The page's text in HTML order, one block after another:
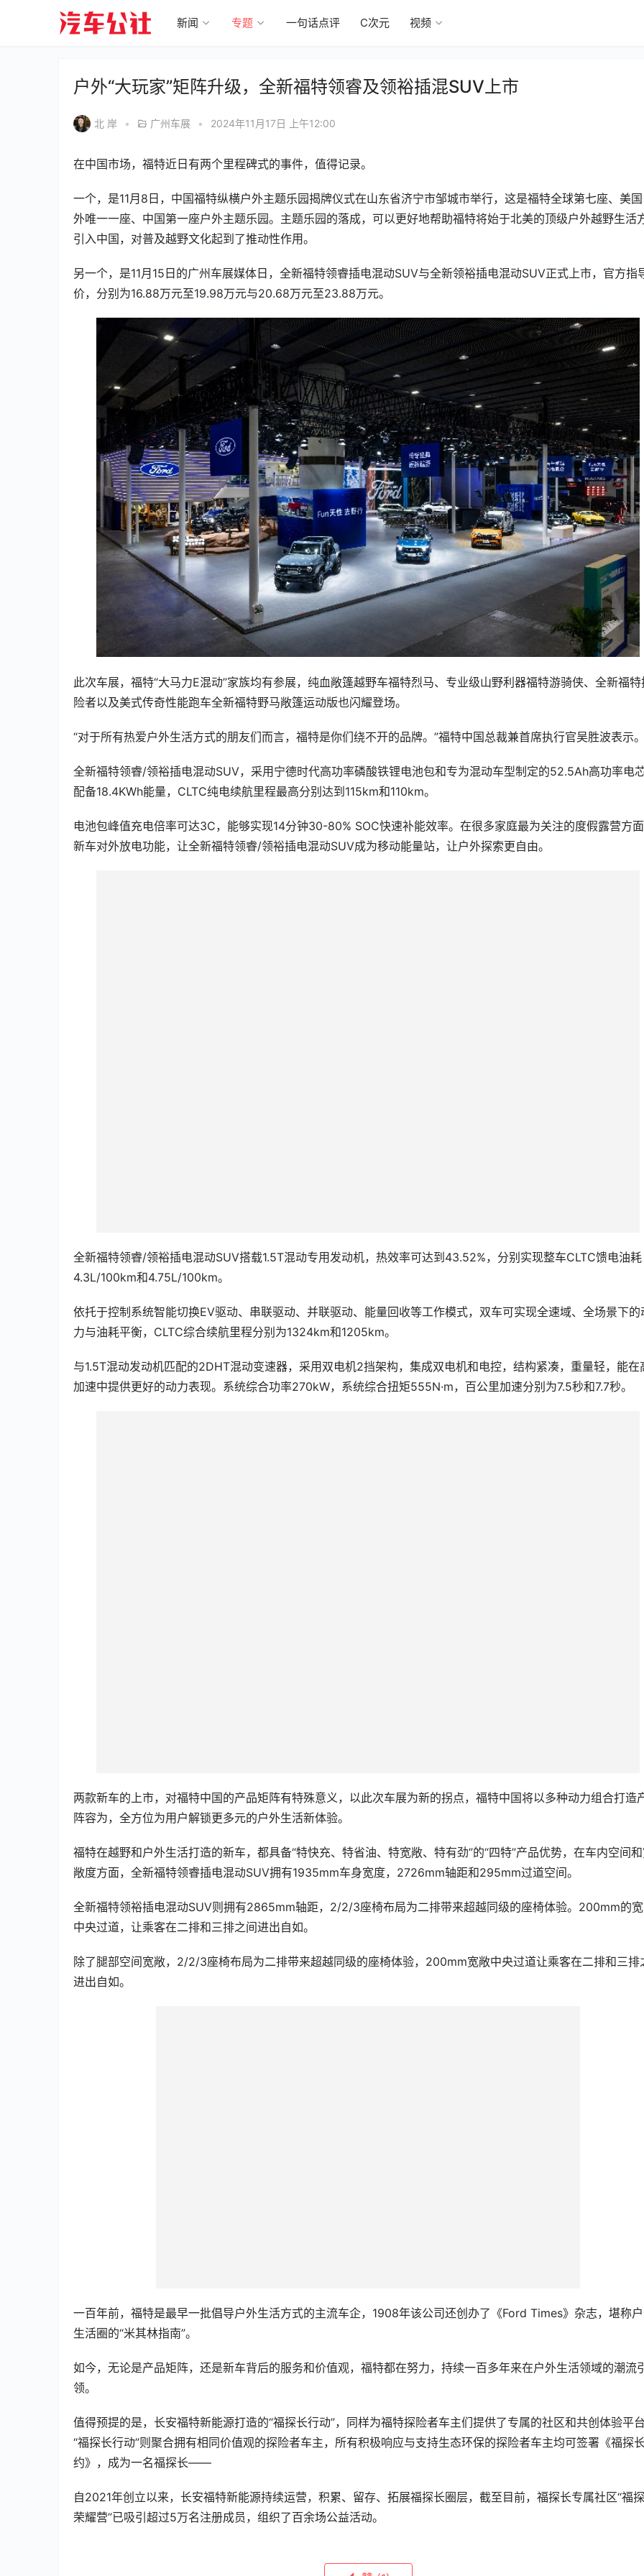
新闻 专题 一句话点评 C次元 视频
户外“大玩家”矩阵升级，全新福特领睿及领裕插混SUV上市
北 岸 • 广州车展 • 2024年11月17日 上午12:00
在中国市场，福特近日有两个里程碑式的事件，值得记录。
一个，是11月8日，中国福特纵横户外主题乐园揭牌仪式在山东省济宁市邹城市举行，这是福特全球第七座、美
外唯一一座、中国第一座户外主题乐园。主题乐园的落成，可以更好地帮助福特将始于北美的顶级户外越野生活
引入中国，对普及越野文化起到了推动性作用。
另一个，是11月15日的广州车展媒体日，全新福特领睿插电混动SUV与全新领裕插电混动SUV正式上市，官方指
价，分别为16.88万元至19.98万元与20.68万元至23.88万元。
此次车展，福特“大马力E混动”家族均有参展，纯血敞篷越野车福特烈马、专业级山野利器福特游骑侠、全新福特
险者以及美式传奇性能跑车全新福特野马敞篷运动版也闪耀登场。
“对于所有热爱户外生活方式的朋友们而言，福特是你们绕不开的品牌。”福特中国总裁兼首席执行官吴胜波表示
全新福特领睿/领裕插电混动SUV，采用宁德时代高功率磷酸铁锂电池包和专为混动车型制定的52.5Ah高功率电
配备18.4KWh能量，CLTC纯电续航里程最高分别达到115km和110km。
电池包峰值充电倍率可达3C，能够实现14分钟30-80% SOC快速补能效率。在很多家庭最为关注的度假露营方
新车对外放电功能，让全新福特领睿/领裕插电混动SUV成为移动能量站，让户外探索更自由。
全新福特领睿/领裕插电混动SUV搭载1.5T混动专用发动机，热效率可达到43.52%，分别实现整车CLTC馈电油耗
4.3L/100km和4.75L/100km。
依托于控制系统智能切换EV驱动、串联驱动、并联驱动、能量回收等工作模式，双车可实现全速域、全场景下的
力与油耗平衡，CLTC综合续航里程分别为1324km和1205km。
与1.5T混动发动机匹配的2DHT混动变速器，采用双电机2挡架构，集成双电机和电控，结构紧凑，重量轻，能在
加速中提供更好的动力表现。系统综合功率270kW，系统综合扭矩555N·m，百公里加速分别为7.5秒和7.7秒。
两款新车的上市，对福特中国的产品矩阵有特殊意义，以此次车展为新的拐点，福特中国将以多种动力组合打造
阵容为，全方位为用户解锁更多元的户外生活新体验。
福特在越野和户外生活打造的新车，都具备“特快充、特省油、特宽敞、特有劲”的“四特”产品优势，在车内空间
敞度方面，全新福特领睿插电混动SUV拥有1935mm车身宽度，2726mm轴距和295mm过道空间。
全新福特领裕插电混动SUV则拥有2865mm轴距，2/2/3座椅布局为二排带来超越同级的座椅体验。200mm的
中央过道，让乘客在二排和三排之间进出自如。
除了腿部空间宽敞，2/2/3座椅布局为二排带来超越同级的座椅体验，200mm宽敞中央过道让乘客在二排和三排
进出自如。
一百年前，福特是最早一批倡导户外生活方式的主流车企，1908年该公司还创办了《Ford Times》杂志，堪称
生活圈的“米其林指南”。
如今，无论是产品矩阵，还是新车背后的服务和价值观，福特都在努力，持续一百多年来在户外生活领域的潮流
领。
值得预提的是，长安福特新能源打造的“福探长行动”，同样为福特探险者车主们提供了专属的社区和共创体验平
“福探长行动”则聚合拥有相同价值观的探险者车主，所有积极响应与支持生态环保的探险者车主均可签署《福探
约》，成为一名福探长——
自2021年创立以来，长安福特新能源持续运营，积累、留存、拓展福探长圈层，截至目前，福探长专属社区“福
荣耀营”已吸引超过5万名注册成员，组织了百余场公益活动。